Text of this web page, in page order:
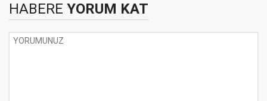
HABERE YORUM KAT